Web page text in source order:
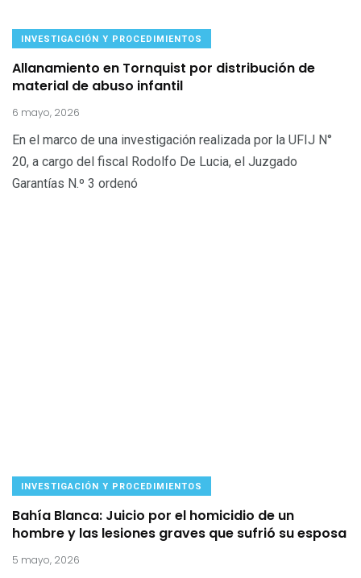
INVESTIGACIÓN Y PROCEDIMIENTOS
Allanamiento en Tornquist por distribución de
material de abuso infantil
6 mayo, 2026
En el marco de una investigación realizada por la UFIJ N°
20, a cargo del fiscal Rodolfo De Lucia, el Juzgado
Garantías N.º 3 ordenó
INVESTIGACIÓN Y PROCEDIMIENTOS
Bahía Blanca: Juicio por el homicidio de un
hombre y las lesiones graves que sufrió su esposa
5 mayo, 2026